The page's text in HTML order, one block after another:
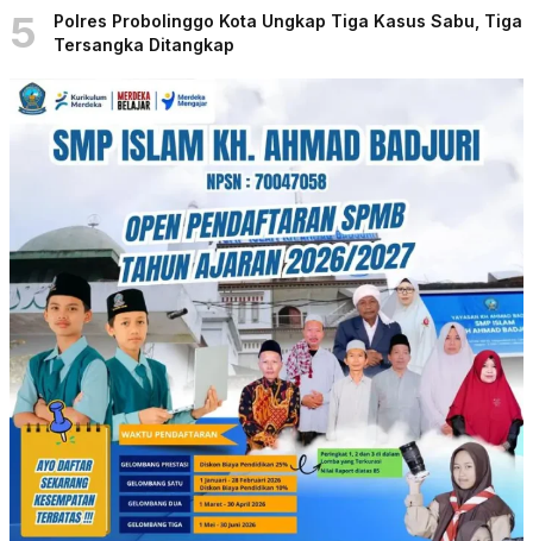
5
Polres Probolinggo Kota Ungkap Tiga Kasus Sabu, Tiga
Tersangka Ditangkap